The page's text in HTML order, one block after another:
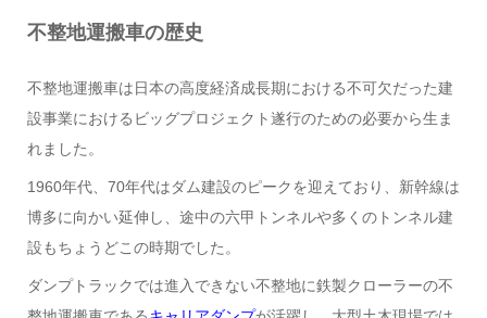
不整地運搬車の歴史
不整地運搬車は日本の高度経済成長期における不可欠だった建
設事業におけるビッグプロジェクト遂行のための必要から生ま
れました。
1960年代、70年代はダム建設のピークを迎えており、新幹線は
博多に向かい延伸し、途中の六甲トンネルや多くのトンネル建
設もちょうどこの時期でした。
ダンプトラックでは進入できない不整地に鉄製クローラーの不